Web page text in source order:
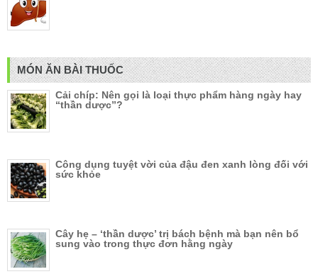
MÓN ĂN BÀI THUỐC
Cải chíp: Nên gọi là loại thực phẩm hàng ngày hay
“thần dược”?
Công dụng tuyệt vời của đậu đen xanh lòng đối với
sức khỏe
Cây hẹ – ‘thần dược’ trị bách bệnh mà bạn nên bổ
sung vào trong thực đơn hằng ngày